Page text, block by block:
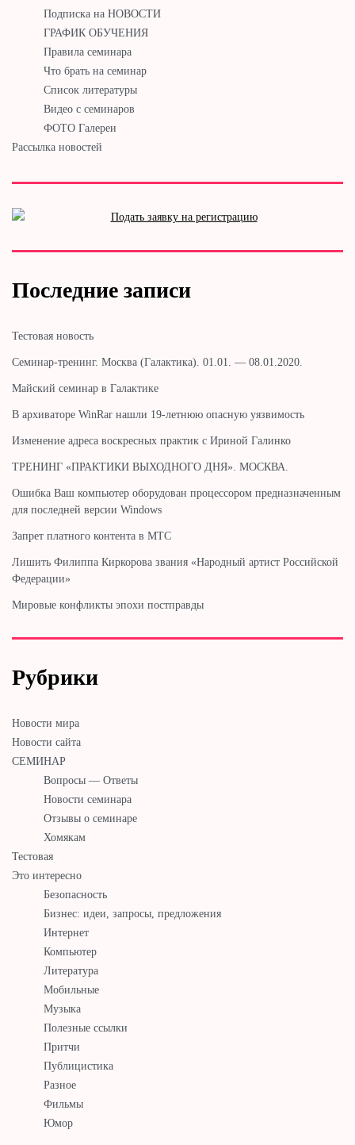
Подписка на НОВОСТИ
ГРАФИК ОБУЧЕНИЯ
Правила семинара
Что брать на семинар
Список литературы
Видео с семинаров
ФОТО Галереи
Рассылка новостей
Последние записи
Тестовая новость
Cеминар-тренинг. Москва (Галактика). 01.01. — 08.01.2020.
Майский семинар в Галактике
В архиваторе WinRar нашли 19-летнюю опасную уязвимость
Изменение адреса воскресных практик с Ириной Галинко
ТРЕНИНГ «ПРАКТИКИ ВЫХОДНОГО ДНЯ». МОСКВА.
Ошибка Ваш компьютер оборудован процессором предназначенным
для последней версии Windows
Запрет платного контента в МТС
Лишить Филиппа Киркорова звания «Народный артист Российской
Федерации»
Мировые конфликты эпохи постправды
Рубрики
Новости мира
Новости сайта
СЕМИНАР
Вопросы — Ответы
Новости семинара
Отзывы о семинаре
Хомякам
Тестовая
Это интересно
Безопасность
Бизнес: идеи, запросы, предложения
Интернет
Компьютер
Литература
Мобильные
Музыка
Полезные ссылки
Притчи
Публицистика
Разное
Фильмы
Юмор